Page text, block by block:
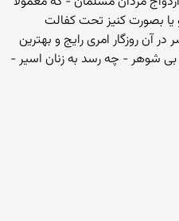
یا بصورت کنیز تحت کفالت
آن روزگار امری رایج و بهترین
بی شوهر - چه رسد به زنان اسیر -